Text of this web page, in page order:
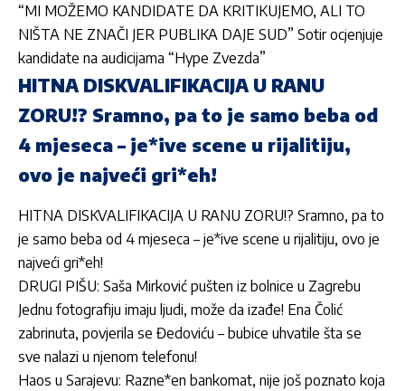
“MI MOŽEMO KANDIDATE DA KRITIKUJEMO, ALI TO
NIŠTA NE ZNAČI JER PUBLIKA DAJE SUD” Sotir ocjenjuje
kandidate na audicijama “Hype Zvezda”
HITNA DISKVALIFIKACIJA U RANU
ZORU!? Sramno, pa to je samo beba od
4 mjeseca – je*ive scene u rijalitiju,
ovo je najveći gri*eh!
HITNA DISKVALIFIKACIJA U RANU ZORU!? Sramno, pa to
je samo beba od 4 mjeseca – je*ive scene u rijalitiju, ovo je
najveći gri*eh!
DRUGI PIŠU: Saša Mirković pušten iz bolnice u Zagrebu
Jednu fotografiju imaju ljudi, može da izađe! Ena Čolić
zabrinuta, povjerila se Đedoviću – bubice uhvatile šta se
sve nalazi u njenom telefonu!
Haos u Sarajevu: Razne*en bankomat, nije još poznato koja